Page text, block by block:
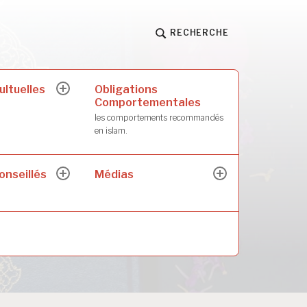
RECHERCHE
ouvrir Obligations
Comportementales
les comportements recommandés
en islam.
ouvrir
menu
Médias
ouvrir
menu